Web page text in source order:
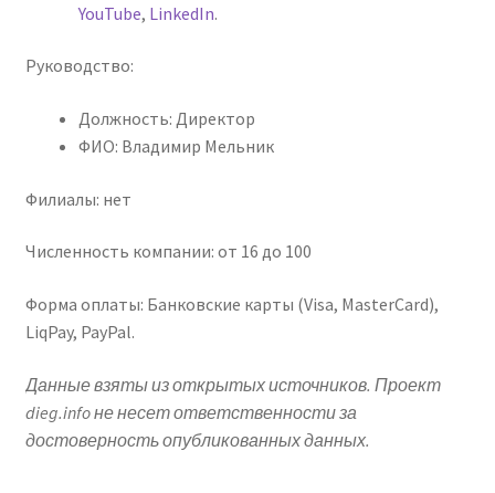
YouTube, LinkedIn.
Руководство:
Должность: Директор
ФИО: Владимир Мельник
Филиалы: нет
Численность компании: от 16 до 100
Форма оплаты: Банковские карты (Visa, MasterCard),
LiqPay, PayPal.
Данные взяты из открытых источников. Проект
dieg.info не несет ответственности за
достоверность опубликованных данных.